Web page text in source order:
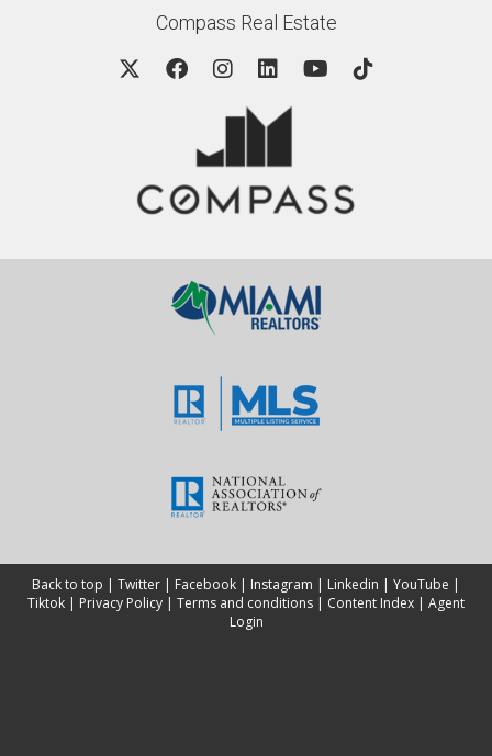
Compass Real Estate
Back to top | Twitter | Facebook | Instagram | Linkedin | YouTube |
Tiktok | Privacy Policy | Terms and conditions | Content Index | Agent
Login